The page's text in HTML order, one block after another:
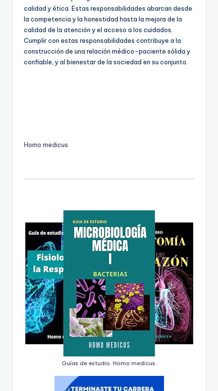
calidad y ética. Estas responsabilidades abarcan desde
la competencia y la honestidad hasta la mejora de la
calidad de la atención y el acceso a los cuidados.
Cumplir con estas responsabilidades contribuye a la
construcción de una relación médico-paciente sólida y
confiable, y al bienestar de la sociedad en su conjunto.
Homo medicus
Guías de estudio. Homo medicus.